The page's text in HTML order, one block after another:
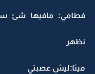
فطامي: مافيها شئ
نظهر
ميثا:ليش عصبتي